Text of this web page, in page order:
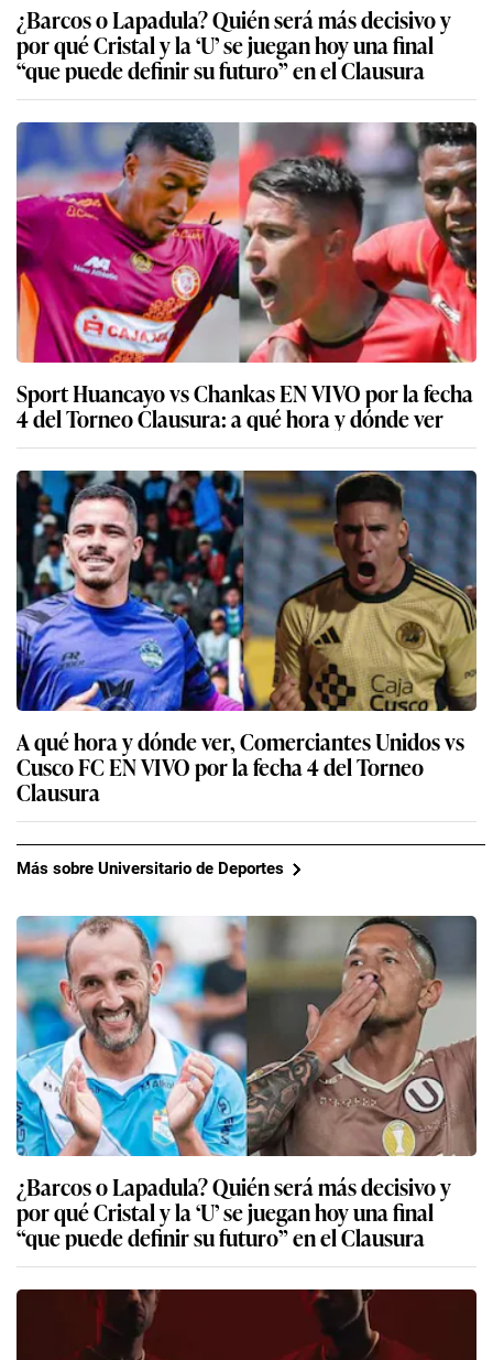
¿Barcos o Lapadula? Quién será más decisivo y
por qué Cristal y la ‘U’ se juegan hoy una final
“que puede definir su futuro” en el Clausura
Sport Huancayo vs Chankas EN VIVO por la fecha
4 del Torneo Clausura: a qué hora y dónde ver
A qué hora y dónde ver, Comerciantes Unidos vs
Cusco FC EN VIVO por la fecha 4 del Torneo
Clausura
Más sobre Universitario de Deportes
¿Barcos o Lapadula? Quién será más decisivo y
por qué Cristal y la ‘U’ se juegan hoy una final
“que puede definir su futuro” en el Clausura